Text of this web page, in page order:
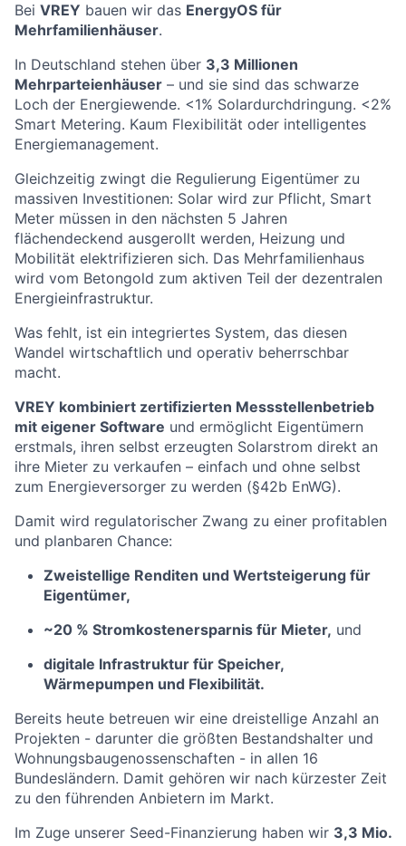
Bei VREY bauen wir das EnergyOS für
Mehrfamilienhäuser.
In Deutschland stehen über 3,3 Millionen
Mehrparteienhäuser – und sie sind das schwarze
Loch der Energiewende. <1% Solardurchdringung. <2%
Smart Metering. Kaum Flexibilität oder intelligentes
Energiemanagement.
Gleichzeitig zwingt die Regulierung Eigentümer zu
massiven Investitionen: Solar wird zur Pflicht, Smart
Meter müssen in den nächsten 5 Jahren
flächendeckend ausgerollt werden, Heizung und
Mobilität elektrifizieren sich. Das Mehrfamilienhaus
wird vom Betongold zum aktiven Teil der dezentralen
Energieinfrastruktur.
Was fehlt, ist ein integriertes System, das diesen
Wandel wirtschaftlich und operativ beherrschbar
macht.
VREY kombiniert zertifizierten Messstellenbetrieb
mit eigener Software und ermöglicht Eigentümern
erstmals, ihren selbst erzeugten Solarstrom direkt an
ihre Mieter zu verkaufen – einfach und ohne selbst
zum Energieversorger zu werden (§42b EnWG).
Damit wird regulatorischer Zwang zu einer profitablen
und planbaren Chance:
Zweistellige Renditen und Wertsteigerung für
Eigentümer,
~20 % Stromkostenersparnis für Mieter, und
digitale Infrastruktur für Speicher,
Wärmepumpen und Flexibilität.
Bereits heute betreuen wir eine dreistellige Anzahl an
Projekten - darunter die größten Bestandshalter und
Wohnungsbaugenossenschaften - in allen 16
Bundesländern. Damit gehören wir nach kürzester Zeit
zu den führenden Anbietern im Markt.
Im Zuge unserer Seed-Finanzierung haben wir 3,3 Mio.